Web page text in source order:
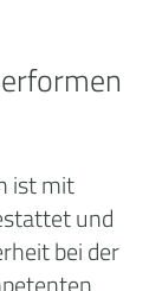
ist mit
und
bei der